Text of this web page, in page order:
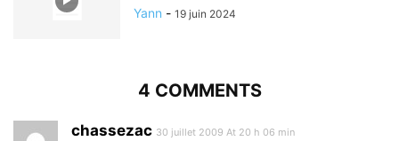
Yann - 19 juin 2024
4 COMMENTS
chassezac 30 juillet 2009 At 20 h 06 min